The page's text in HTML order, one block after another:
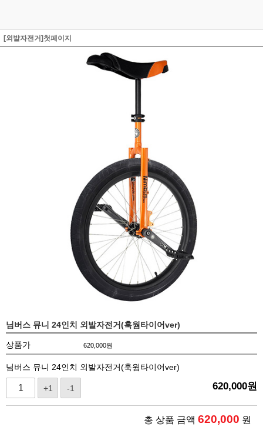
[외발자전거]첫페이지
님버스 뮤니 24인치 외발자전거(훅웜타이어ver)
상품가 620,000원
님버스 뮤니 24인치 외발자전거(훅웜타이어ver)
+1 -1 620,000원
총 상품 금액 620,000 원